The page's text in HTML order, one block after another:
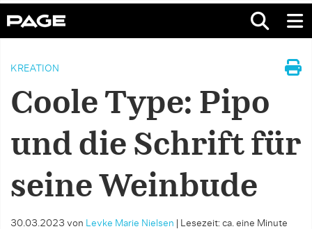
KREATION
Coole Type: Pipo
und die Schrift für
seine Weinbude
30.03.2023 von Levke Marie Nielsen Lesezeit: ca. eine Minute